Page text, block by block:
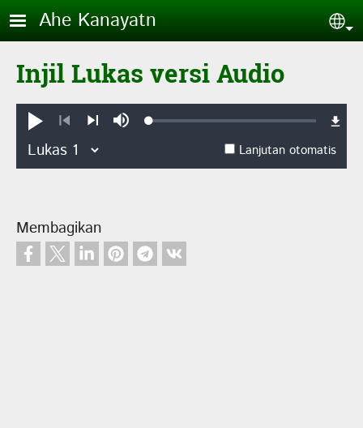
Lompat ke isi utama
Ahe Kanayatn
Injil Lukas versi Audio
Putar
Sebelumnya
Bisu Loaded:
Lanjutan otomatis
Membagikan